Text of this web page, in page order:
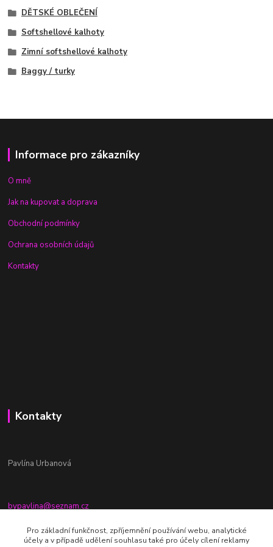
DĚTSKÉ OBLEČENÍ
Softshellové kalhoty
Zimní softshellové kalhoty
Baggy / turky
Informace pro zákazníky
O mně
Jak na kupovat a doprava
Obchodní podmínky
Ochrana osobních údajů
Kontakty
Kontakty
Pavlína Urbanová
bypavlina@seznam.cz
+420774917196
Pro základní funkčnost, zpříjemnění používání webu, analytické
účely a v případě udělení souhlasu také pro účely cílení reklamy